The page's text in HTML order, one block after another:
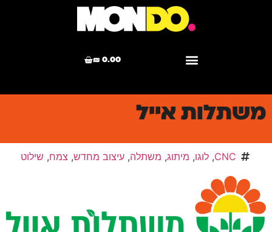
₪ 0.00
משתלות אייל
CNC
, לוגו, מיתוג, משתלה, עיצוב מחדש, צמח, שילוט